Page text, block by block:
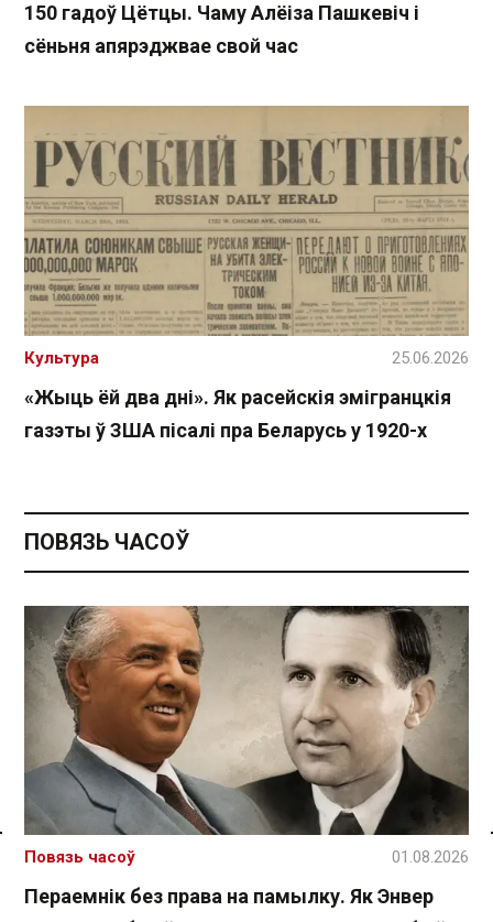
Спасылка без VPN
150 гадоў Цётцы. Чаму Алёіза Пашкевіч і
сёньня апярэджвае свой час
«Жыць ёй два дні». Як расейскія эмігранцкія
газэты ў ЗША пісалі пра Беларусь у 1920-х
Культура 25.06.2026
ПОВЯЗЬ ЧАСОЎ
Пераемнік без права на памылку. Як Энвер
Повязь часоў 01.08.2026